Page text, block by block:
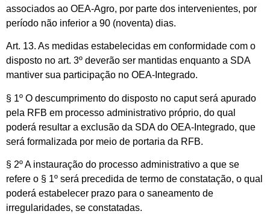
associados ao OEA-Agro, por parte dos intervenientes, por
período não inferior a 90 (noventa) dias.
Art. 13. As medidas estabelecidas em conformidade com o
disposto no art. 3º deverão ser mantidas enquanto a SDA
mantiver sua participação no OEA-Integrado.
§ 1º O descumprimento do disposto no caput será apurado
pela RFB em processo administrativo próprio, do qual
poderá resultar a exclusão da SDA do OEA-Integrado, que
será formalizada por meio de portaria da RFB.
§ 2º A instauração do processo administrativo a que se
refere o § 1º será precedida de termo de constatação, o qual
poderá estabelecer prazo para o saneamento de
irregularidades, se constatadas.